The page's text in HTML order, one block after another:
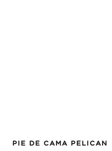
PIE DE CAMA PELICAN